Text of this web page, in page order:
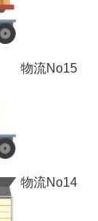
物流No15
物流No14